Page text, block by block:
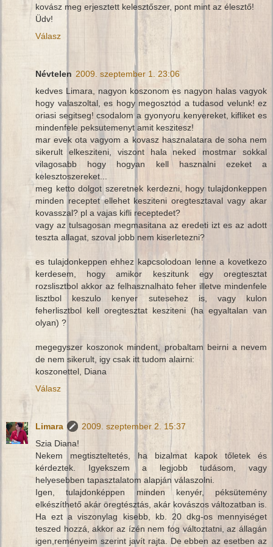
kovász meg erjesztett kelesztőszer, pont mint az élesztő!
Üdv!
Válasz
Névtelen 2009. szeptember 1. 23:06
kedves Limara, nagyon koszonom es nagyon halas vagyok
hogy valaszoltal, es hogy megosztod a tudasod velunk! ez
oriasi segitseg! csodalom a gyonyoru kenyereket, kifliket es
mindenfele peksutemenyt amit keszitesz!
mar evek ota vagyom a kovasz hasznalatara de soha nem
sikerult elkesziteni, viszont hala neked mostmar sokkal
vilagosabb hogy hogyan kell hasznalni ezeket a
kelesztoszereket...
meg ketto dolgot szeretnek kerdezni, hogy tulajdonkeppen
minden receptet ellehet kesziteni oregtesztaval vagy akar
kovasszal? pl a vajas kifli receptedet?
vagy az tulsagosan megmasitana az eredeti izt es az adott
teszta allagat, szoval jobb nem kiserletezni?
es tulajdonkeppen ehhez kapcsolodoan lenne a kovetkezo
kerdesem, hogy amikor keszitunk egy oregtesztat
rozslisztbol akkor az felhasznalhato feher illetve mindenfele
lisztbol keszulo kenyer sutesehez is, vagy kulon
feherlisztbol kell oregtesztat kesziteni (ha egyaltalan van
olyan) ?
megegyszer koszonok mindent, probaltam beirni a nevem
de nem sikerult, igy csak itt tudom alairni:
koszonettel, Diana
Válasz
Limara
2009. szeptember 2. 15:37
Szia Diana!
Nekem megtiszteltetés, ha bizalmat kapok tőletek és
kérdeztek. Igyekszem a legjobb tudásom, vagy
helyesebben tapasztalatom alapján válaszolni.
Igen, tulajdonképpen minden kenyér, péksütemény
elkészíthető akár öregtésztás, akár kovászos változatban is.
Ha ezt a viszonylag kisebb, kb. 20 dkg-os mennyiséget
teszed hozzá, akkor az ízén nem fog változtatni, az állagán
igen,reményeim szerint javít rajta. De ebben az esetben az